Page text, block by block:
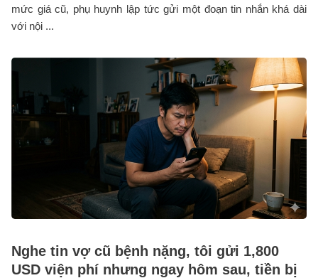
mức giá cũ, phụ huynh lập tức gửi một đoạn tin nhắn khá dài
với nội ...
Nghe tin vợ cũ bệnh nặng, tôi gửi 1,800
USD viện phí nhưng ngay hôm sau, tiền bị